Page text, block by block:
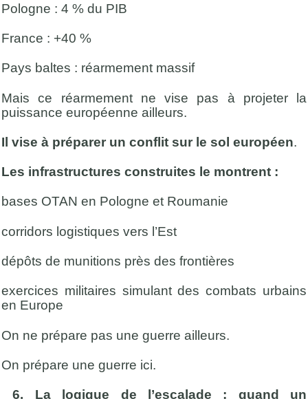
Pologne : 4 % du PIB
France : +40 %
Pays baltes : réarmement massif
Mais ce réarmement ne vise pas à projeter la
puissance européenne ailleurs.
Il vise à préparer un conflit sur le sol européen.
Les infrastructures construites le montrent :
bases OTAN en Pologne et Roumanie
corridors logistiques vers l’Est
dépôts de munitions près des frontières
exercices militaires simulant des combats urbains
en Europe
On ne prépare pas une guerre ailleurs.
On prépare une guerre ici.
6. La logique de l’escalade : quand un